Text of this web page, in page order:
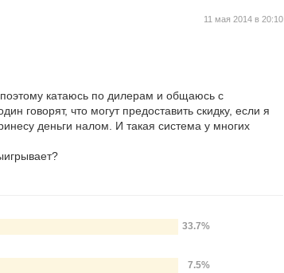
11 мая 2014 в 20:10
катаюсь по дилерам и общаюсь с
говорят, что могут предоставить скидку, если я
деньги налом. И такая система у многих
33.7%
7.5%